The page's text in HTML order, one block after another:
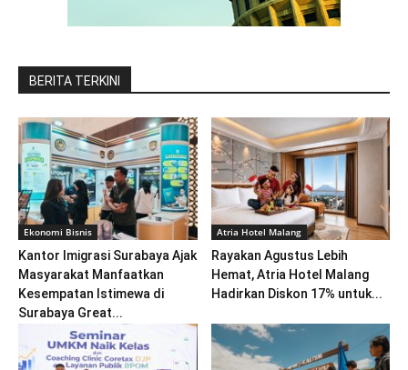
BERITA TERKINI
Ekonomi Bisnis
Kantor Imigrasi Surabaya Ajak
Masyarakat Manfaatkan
Kesempatan Istimewa di
Surabaya Great...
Atria Hotel Malang
Rayakan Agustus Lebih
Hemat, Atria Hotel Malang
Hadirkan Diskon 17% untuk...